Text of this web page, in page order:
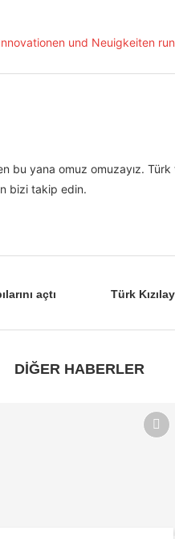
bu yana omuz omuzayız.
bizi takip edin.
açtı
Türk
DİĞER HABERLER